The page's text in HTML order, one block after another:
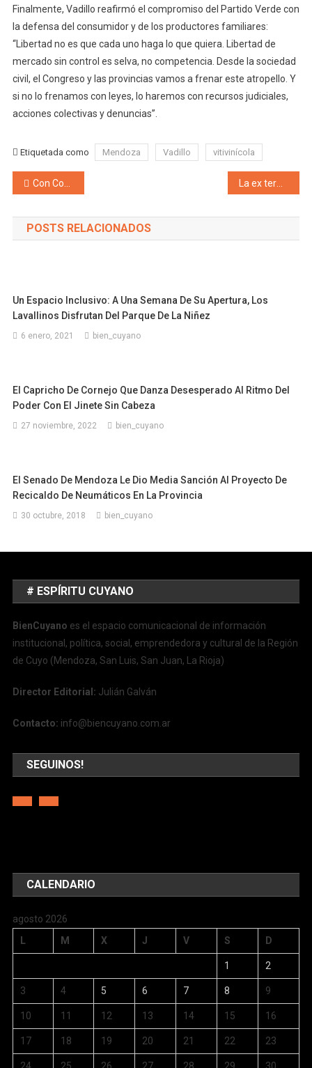
Finalmente, Vadillo reafirmó el compromiso del Partido Verde con
la defensa del consumidor y de los productores familiares:
“Libertad no es que cada uno haga lo que quiera. Libertad de
mercado sin control es selva, no competencia. Desde la sociedad
civil, el Congreso y las provincias vamos a frenar este atropello. Y
si no lo frenamos con leyes, lo haremos con recursos judiciales,
acciones colectivas y denuncias”.
Etiquetada como Mendoza Vadillo vitivinícola
Navegación de entradas
Con Cornejo, Petri y Ulpiano, habemus unidad en el radicalismo mendocino: Pamela Verasay encabeza la lista de diputados nacionales
POSTS RELACIONADOS
Un Espacio Inclusivo: A Una Semana De Su Apertura, Los
Lavallinos Disfrutan Del Parque De La Niñez
6 enero, 2021 bien_cuyano
El Capricho De Cornejo Que Danza Desesperado Al Ritmo Del
Poder Con El Jinete Sin Cabeza
27 noviembre, 2022 bien_cuyano
El Senado De Mendoza Le Dio Media Sanción Al Proyecto De
Recicaldo De Neumáticos En La Provincia
30 octubre, 2018 bien_cuyano
# ESPÍRITU CUYANO
BienCuyano es el espacio comunicacional de información
institucional, política, social, emprendedora y cultural de la Región
de Cuyo (Mendoza, San Luis, San Juan, La Rioja)
Director Editorial: Julián Galván
Contacto: info@biencuyano.com.ar
SEGUINOS!
CALENDARIO
agosto 2026
L
M X J V S D
1 2
3 4 5 6 7 8 9
10 11 12 13 14 15 16
17 18 19 20 21 22 23
24 25 26 27 28 29 30